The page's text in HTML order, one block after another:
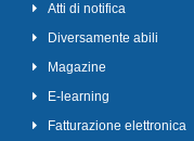
Atti di notifica
Diversamente abili
Magazine
E-learning
Fatturazione elettronica